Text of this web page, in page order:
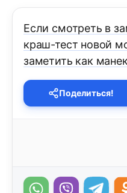
Если смотреть в
краш-тест новой
заметить как
Поделиться!